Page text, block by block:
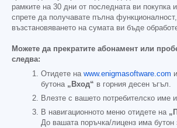
рамките на 30 дни от последната ви покупка
спрете да получавате пълна функционалност,
възстановяването на сумата ви бъде
Можете да прекратите абонамент или
следва:
Отидете на www.enigmasoftware.com
бутона „Вход“ в горния десен ъгъл.
Влезте с вашето потребителско име
В навигационното меню отидете на
До вашата поръчка/лиценз има бутон